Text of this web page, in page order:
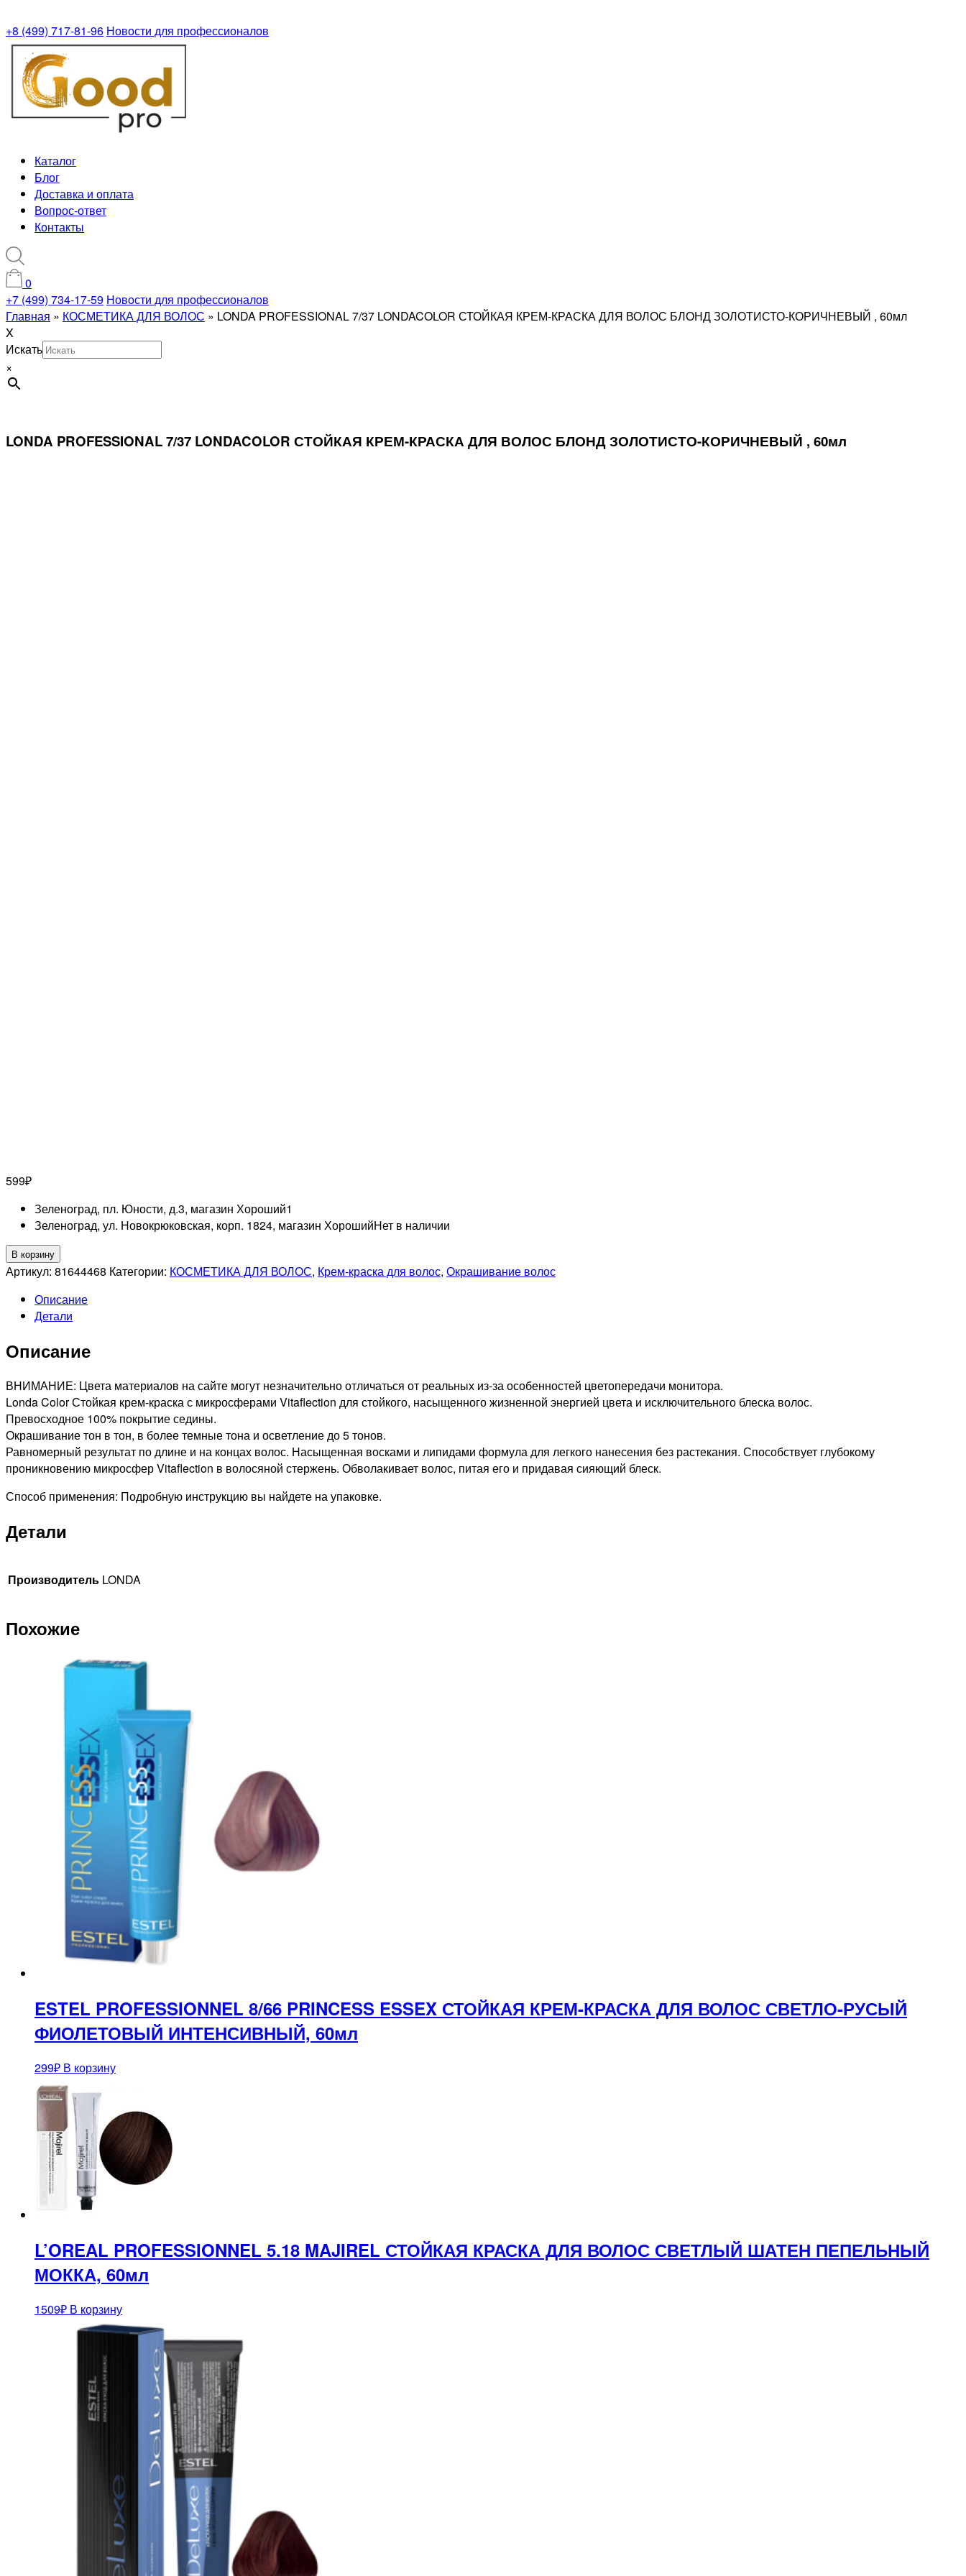
+8 (499) 717-81-96 Новости для профессионалов
Каталог
Блог
Доставка и оплата
Вопрос-ответ
Контакты
0
+7 (499) 734-17-59 Новости для профессионалов
Главная » КОСМЕТИКА ДЛЯ ВОЛОС » LONDA PROFESSIONAL 7/37 LONDACOLOR СТОЙКАЯ КРЕМ-КРАСКА ДЛЯ ВОЛОС БЛОНД ЗОЛОТИСТО-КОРИЧНЕВЫЙ , 60мл
X
Искать
×
LONDA PROFESSIONAL 7/37 LONDACOLOR СТОЙКАЯ КРЕМ-КРАСКА ДЛЯ ВОЛОС БЛОНД ЗОЛОТИСТО-КОРИЧНЕВЫЙ , 60мл
599₽
Зеленоград, пл. Юности, д.3, магазин Хороший1
Зеленоград, ул. Новокрюковская, корп. 1824, магазин ХорошийНет в наличии
Количество
товара
PROFESSIONAL
7/37
СТОЙКАЯ
КРАСКА
ДЛЯ
ВОЛОС
БЛОНД
ЗОЛОТИСТО-
КОРИЧНЕВЫЙ
60мл
В корзину
Артикул: 81644468 Категории: КОСМЕТИКА ДЛЯ ВОЛОС, Крем-краска для волос, Окрашивание волос
Описание
Детали
Описание
ВНИМАНИЕ: Цвета материалов на сайте могут незначительно отличаться от реальных из-за особенностей цветопередачи монитора.
Londa Color Стойкая крем-краска с микросферами Vitaflection для стойкого, насыщенного жизненной энергией цвета и исключительного блеска волос.
Превосходное 100% покрытие седины.
Окрашивание тон в тон, в более темные тона и осветление до 5 тонов.
Равномерный результат по длине и на концах волос. Насыщенная восками и липидами формула для легкого нанесения без растекания. Способствует глубокому
проникновению микросфер Vitaflection в волосяной стержень. Обволакивает волос, питая его и придавая сияющий блеск.
Способ применения: Подробную инструкцию вы найдете на упаковке.
Детали
Производитель LONDA
Похожие
ESTEL PROFESSIONNEL 8/66 PRINCESS ESSEX СТОЙКАЯ КРЕМ-КРАСКА ДЛЯ ВОЛОС СВЕТЛО-РУСЫЙ
ФИОЛЕТОВЫЙ ИНТЕНСИВНЫЙ, 60мл
299₽ В корзину
L’OREAL PROFESSIONNEL 5.18 MAJIREL СТОЙКАЯ КРАСКА ДЛЯ ВОЛОС СВЕТЛЫЙ ШАТЕН ПЕПЕЛЬНЫЙ
МОККА, 60мл
1509₽ В корзину